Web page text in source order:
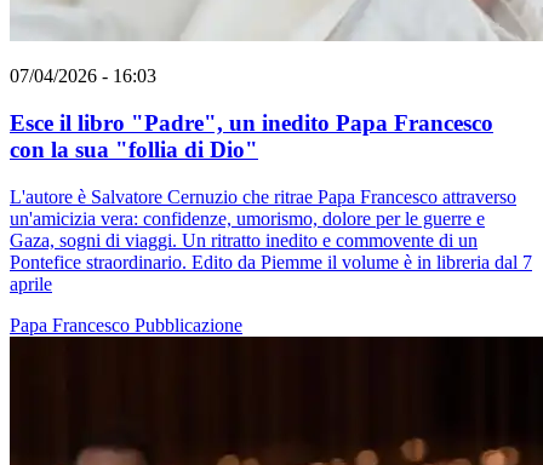
07/04/2026 - 16:03
Esce il libro "Padre", un inedito Papa Francesco
con la sua "follia di Dio"
L'autore è Salvatore Cernuzio che ritrae Papa Francesco attraverso
un'amicizia vera: confidenze, umorismo, dolore per le guerre e
Gaza, sogni di viaggi. Un ritratto inedito e commovente di un
Pontefice straordinario. Edito da Piemme il volume è in libreria dal 7
aprile
Papa Francesco Pubblicazione